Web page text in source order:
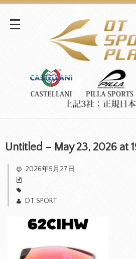
Untitled – May 23, 2026 at
2026年5月27日
DT SPORT